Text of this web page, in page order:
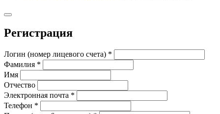
Регистрация
Логин (номер лицевого счета) *
Фамилия *
Имя
Отчество
Электронная почта *
Телефон *